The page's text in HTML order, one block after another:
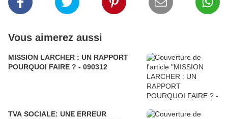
Vous aimerez aussi
MISSION LARCHER : UN RAPPORT
POURQUOI FAIRE ? - 090312
TVA SOCIALE: UNE ERREUR